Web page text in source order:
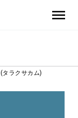
(タラクサカム)